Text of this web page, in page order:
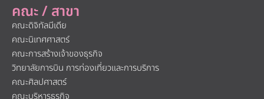
คณะ / สาขา
คณะดิจิทัลมีเดีย
คณะนิเทศศาสตร์
คณะการสร้างเจ้าของธุรกิจ
วิทยาลัยการบิน การท่องเที่ยวและการบริการ
คณะศิลปศาสตร์
คณะบริหารธุรกิจ